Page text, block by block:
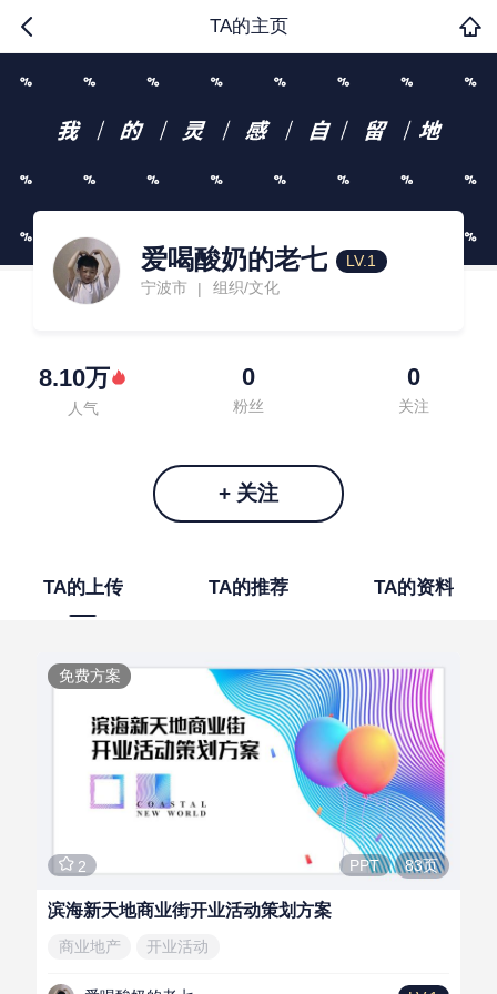
TA的主页
爱喝酸奶的老七
LV.1
宁波市
| 组织/文化
8.10万
人气
0
粉丝
0
关注
+ 关注
TA的上传 TA的推荐 TA的资料
免费方案
2 PPT 83页
滨海新天地商业街开业活动策划方案
商业地产 开业活动